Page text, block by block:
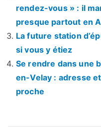
rendez-vous » : il
presque partout en
La future station
si vous y étiez
Se rendre dans une
en-Velay : adresse
proche